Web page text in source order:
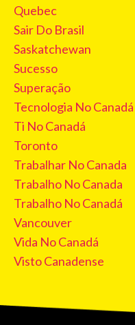
Quebec
Sair Do Brasil
Saskatchewan
Sucesso
Superação
Tecnologia No Canadá
Ti No Canadá
Toronto
Trabalhar No Canada
Trabalho No Canada
Trabalho No Canadá
Vancouver
Vida No Canadá
Visto Canadense